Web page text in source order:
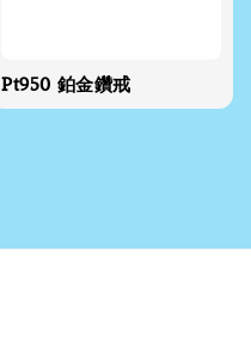
Pt950 鉑金鑽戒